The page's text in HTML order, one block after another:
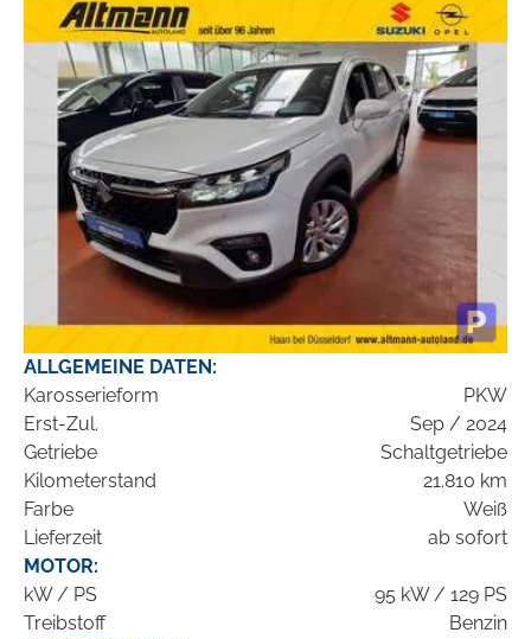
ALLGEMEINE DATEN:
Karosserieform
PKW
Erst-Zul.
Sep / 2024
Getriebe
Schaltgetriebe
Kilometerstand
21.810 km
Farbe
Weiß
Lieferzeit
ab sofort
MOTOR:
kW / PS
95 kW / 129 PS
Treibstoff
Benzin